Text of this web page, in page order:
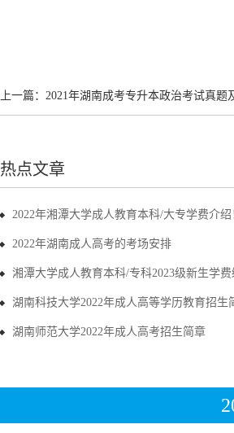
上一篇： 2021年湖南成考专升本政治考试真题
热点文章
2022年湘潭大学成人教育本科/大专学费介绍
2022年湖南成人高考的考场安排
湘潭大学成人教育本科/专科2023级新生学
湖南科技大学2022年成人高等学历教育招生
湖南师范大学2022年成人高考招生简章